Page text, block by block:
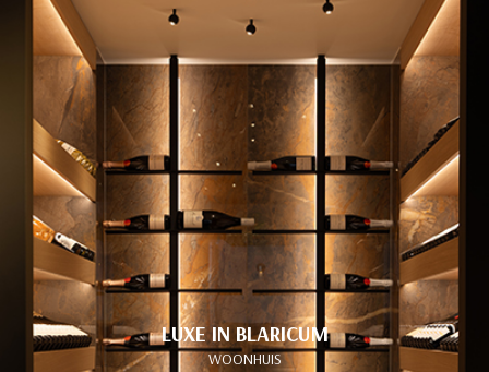
LUXE IN BLARICUM
WOONHUIS